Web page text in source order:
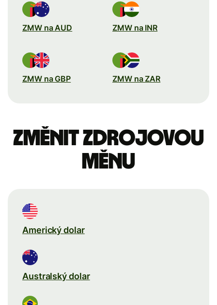
ZMW na AUD ZMW na INR
ZMW na GBP ZMW na ZAR
Změnit zdrojovou
měnu
Americký dolar
Australský dolar